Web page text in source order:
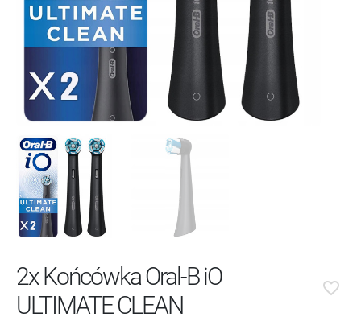
2x Końcówka Oral-B iO
ULTIMATE CLEAN
favorite_border